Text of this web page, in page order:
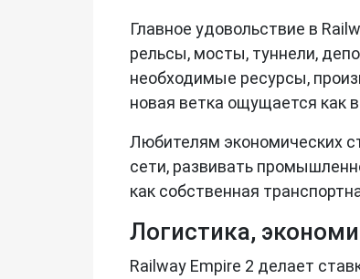
Главное удовольствие в
рельсы, мосты, туннели,
необходимые ресурсы,
новая ветка ощущается как
Любителям экономических
сети, развивать
как собственная
Логистика,
Railway Empire 2 делает